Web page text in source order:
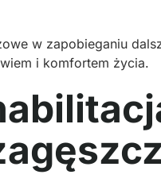
w zapobieganiu
i komfortem życia.